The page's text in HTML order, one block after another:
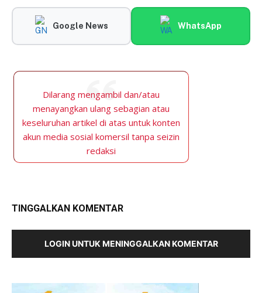
Google News WhatsApp
Dilarang mengambil dan/atau
menayangkan ulang sebagian atau
keseluruhan artikel di atas untuk konten
akun media sosial komersil tanpa seizin
redaksi
TINGGALKAN KOMENTAR
LOGIN UNTUK MENINGGALKAN KOMENTAR